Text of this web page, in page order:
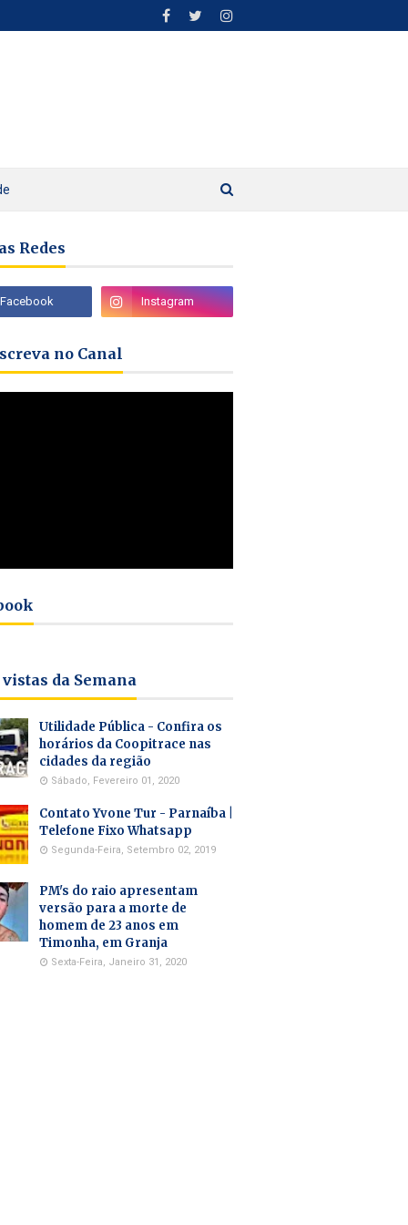
Redes
no Canal
da Semana
Utilidade Pública - Confira os
horários da Coopitrace nas
cidades da região
Sábado, Fevereiro 01, 2020
Contato Yvone Tur - Parnaíba |
Telefone Fixo Whatsapp
Segunda-Feira, Setembro 02, 2019
PM's do raio apresentam
versão para a morte de
homem de 23 anos em
Timonha, em Granja
Sexta-Feira, Janeiro 31, 2020